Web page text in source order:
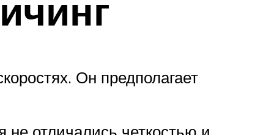
Он предполагает